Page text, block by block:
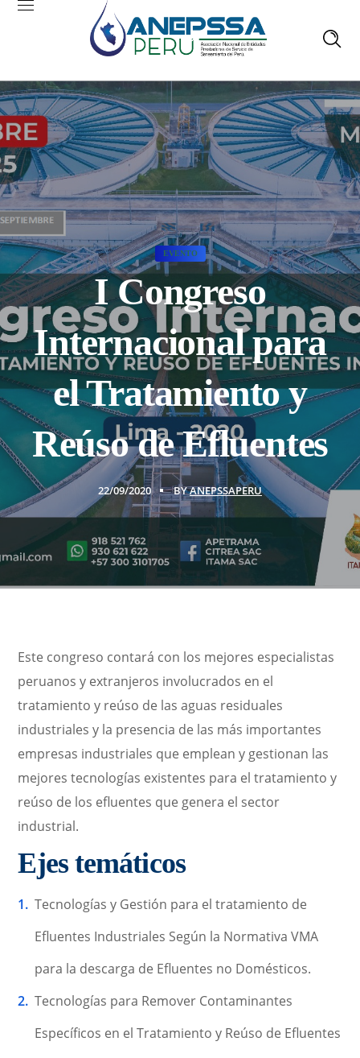
EVENTO
I Congreso
Internacional para
el Tratamiento y
Reúso de Efluentes
22/09/2020 BYANEPSSAPERU
Este congreso contará con los mejores especialistas
peruanos y extranjeros involucrados en el
tratamiento y reúso de las aguas residuales
industriales y la presencia de las más importantes
empresas industriales que emplean y gestionan las
mejores tecnologías existentes para el tratamiento y
reúso de los efluentes que genera el sector
industrial.
Ejes temáticos
Tecnologías y Gestión para el tratamiento de
Efluentes Industriales Según la Normativa VMA
para la descarga de Efluentes no Domésticos.
Tecnologías para Remover Contaminantes
Específicos en el Tratamiento y Reúso de Efluentes